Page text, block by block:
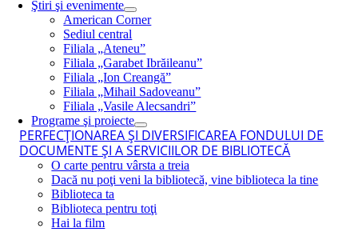
Ştiri şi evenimente
American Corner
Sediul central
Filiala „Ateneu”
Filiala „Garabet Ibrăileanu”
Filiala „Ion Creangă”
Filiala „Mihail Sadoveanu”
Filiala „Vasile Alecsandri”
Programe şi proiecte
PERFECŢIONAREA ŞI DIVERSIFICAREA FONDULUI DE
DOCUMENTE ŞI A SERVICIILOR DE BIBLIOTECĂ
O carte pentru vârsta a treia
Dacă nu poţi veni la bibliotecă, vine biblioteca la tine
Biblioteca ta
Biblioteca pentru toţi
Hai la film